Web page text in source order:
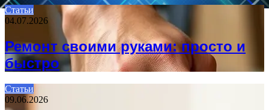
Статьи
04.07.2026
Ремонт своими руками: просто и
быстро
Статьи
09.06.2026